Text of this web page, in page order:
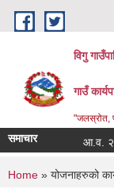
Skip to main content
विगु
गाउँ
"जलस्रोत,
समाचार आ.व.
You are
Home » योजनाहरुको